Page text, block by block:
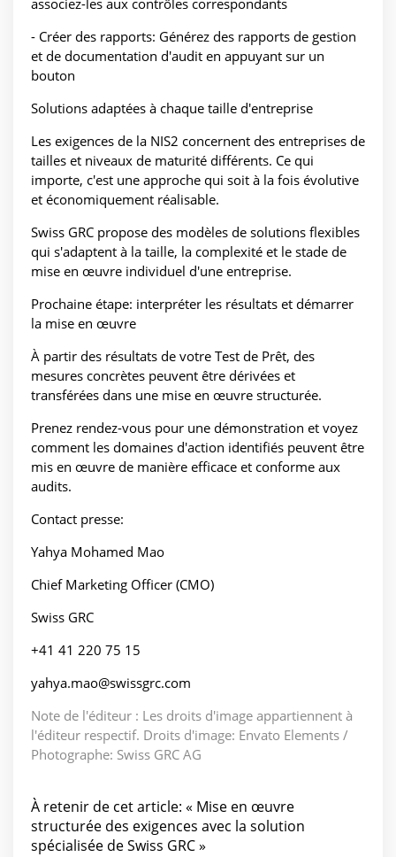
associez-les aux contrôles correspondants
- Créer des rapports: Générez des rapports de gestion
et de documentation d'audit en appuyant sur un
bouton
Solutions adaptées à chaque taille d'entreprise
Les exigences de la NIS2 concernent des entreprises de
tailles et niveaux de maturité différents. Ce qui
importe, c'est une approche qui soit à la fois évolutive
et économiquement réalisable.
Swiss GRC propose des modèles de solutions flexibles
qui s'adaptent à la taille, la complexité et le stade de
mise en œuvre individuel d'une entreprise.
Prochaine étape: interpréter les résultats et démarrer
la mise en œuvre
À partir des résultats de votre Test de Prêt, des
mesures concrètes peuvent être dérivées et
transférées dans une mise en œuvre structurée.
Prenez rendez-vous pour une démonstration et voyez
comment les domaines d'action identifiés peuvent être
mis en œuvre de manière efficace et conforme aux
audits.
Contact presse:
Yahya Mohamed Mao
Chief Marketing Officer (CMO)
Swiss GRC
+41 41 220 75 15
yahya.mao@swissgrc.com
Note de l'éditeur : Les droits d'image appartiennent à
l'éditeur respectif. Droits d'image: Envato Elements /
Photographe: Swiss GRC AG
À retenir de cet article: « Mise en œuvre
structurée des exigences avec la solution
spécialisée de Swiss GRC »